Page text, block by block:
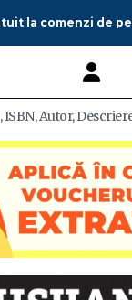
la comenzi de